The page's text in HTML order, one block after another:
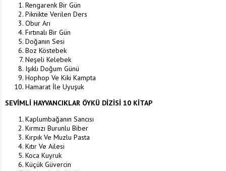
Rengarenk Bir Gün
Piknikte Verilen Ders
Obur Arı
Fırtınalı Bir Gün
Doğanın Sesi
Boz Köstebek
Neşeli Kelebek
Işıklı Doğum Günü
Hophop Ve Kiki Kampta
Hamarat İle Uyuşuk
SEVİMLİ HAYVANCIKLAR ÖYKÜ DİZİSİ 10 KİTAP
Kaplumbağanın Sancısı
Kırmızı Burunlu Biber
Kırpık Ve Muzlu Pasta
Kıtır Ve Ailesi
Koca Kuyruk
Küçük Güvercin